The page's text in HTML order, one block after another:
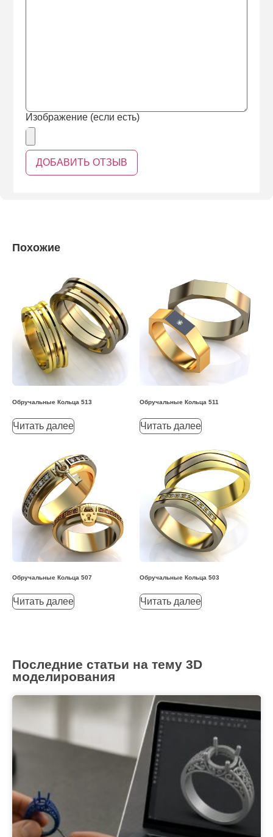
Изображение (если есть)
Похожие
Обручальные Кольца 513
Читать далее
Обручальные Кольца 511
Читать далее
Обручальные Кольца 507
Читать далее
Обручальные Кольца 503
Читать далее
Последние статьи на тему 3D
моделирования